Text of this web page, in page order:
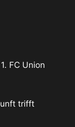
FC Union
trifft